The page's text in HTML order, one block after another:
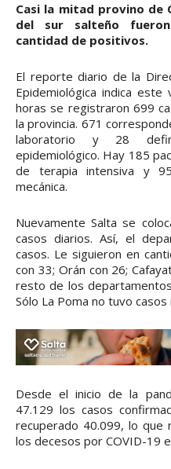
Casi la mitad provino de
del sur salteño
cantidad de positivos.
El reporte diario de la
Epidemiológica indica
horas se registraron 699
la provincia. 671
laboratorio y 28
epidemiológico. Hay 185
de terapia intensiva y
mecánica.
Nuevamente Salta se
casos diarios. Así, el
casos. Le siguieron en
con 33; Orán con 26;
resto de los
Sólo La Poma no tuvo
Desde el inicio de la
47.129 los casos
recuperado 40.099, lo que
los decesos por COVID-19